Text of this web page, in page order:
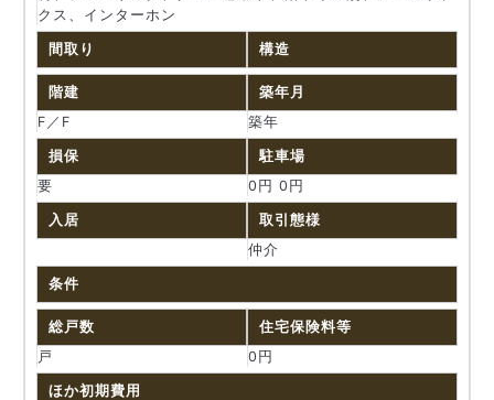
クス、インターホン
間取り 構造
階建
F／F
築年月
築年
損保
要
駐車場
0円 0円
入居
取引態様
仲介
条件
総戸数
戸
住宅保険料等
0円
ほか初期費用